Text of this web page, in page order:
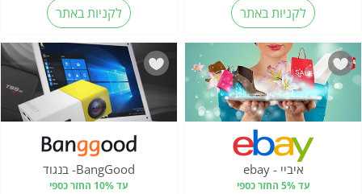
לקניות באתר לקניות באתר
איביי - ebay
עד 5% החזר כספי
BangGood- בנגוד
עד 10% החזר כספי